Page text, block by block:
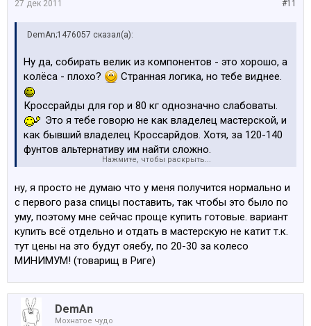
#11
27 дек 2011
DemAn;1476057 сказал(а):
Ну да, собирать велик из компонентов - это хорошо, а
колёса - плохо?
Странная логика, но тебе виднее.
Кроссрайды для гор и 80 кг однозначно слабоваты.
Это я тебе говорю не как владелец мастерской, и
как бывший владелец Кроссарйдов. Хотя, за 120-140
фунтов альтернативу им найти сложно.
Если купишь, то хотя бы регулярно вози их в
Нажмите, чтобы раскрыть...
ну, я просто не думаю что у меня получится нормально и
с первого раза спицы поставить, так чтобы это было по
уму, поэтому мне сейчас проще купить готовые. вариант
купить всё отдельно и отдать в мастерскую не катит т.к.
тут цены на это будут ояебу, по 20-30 за колесо
МИНИМУМ! (товарищ в Риге)
DemAn
Мохнатое чудо